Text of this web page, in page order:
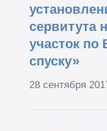
сервитута
участок
спуску»
28 сентября